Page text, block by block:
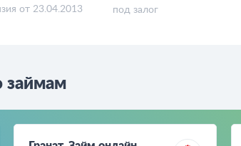
от 23.04.2013 под залог
займам